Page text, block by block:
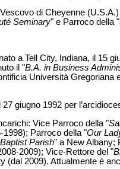
di Cheyenne
Seminary" e Parroco della "
a Tell City, Indiana, il 15
il "B.A. in Business
Università Gregoriana
giugno 1992 per
Vice Parroco della "
1998); Parroco della "Our
Parish" a New Albany;
2009); Vice-Rettore del "
(dal 2009). Attualmente è